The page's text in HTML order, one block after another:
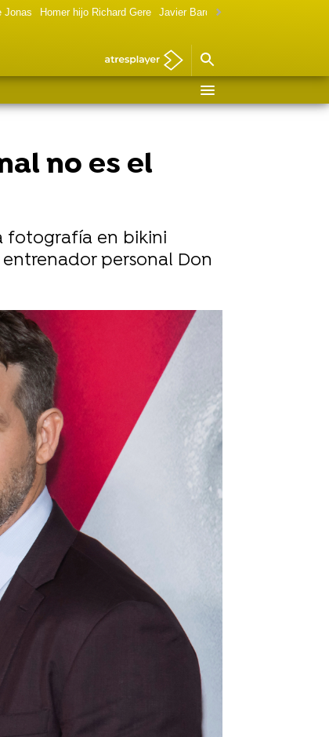
Jonas Homer hijo Richard Gere Javier Bardem política
no es el
fotografía en bikini
personal Don
a las críticas
salido de casa"